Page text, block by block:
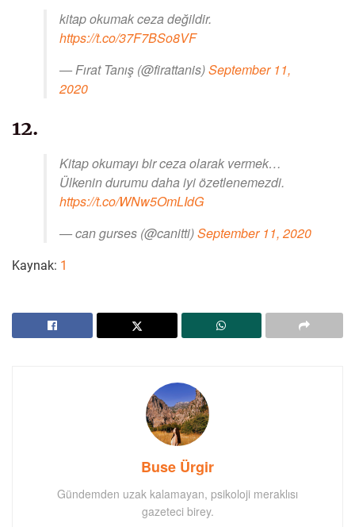
kitap okumak ceza değildir.
https://t.co/37F7BSo8VF
— Fırat Tanış (@firattanis)September 11,
2020
12.
Kitap okumayı bir ceza olarak vermek…
Ülkenin durumu daha iyi özetlenemezdi.
https://t.co/WNw5OmLIdG
— can gurses (@canitti)September 11, 2020
Kaynak: 1
Buse Ürgir
Gündemden uzak kalamayan, psikoloji meraklısı
gazeteci birey.